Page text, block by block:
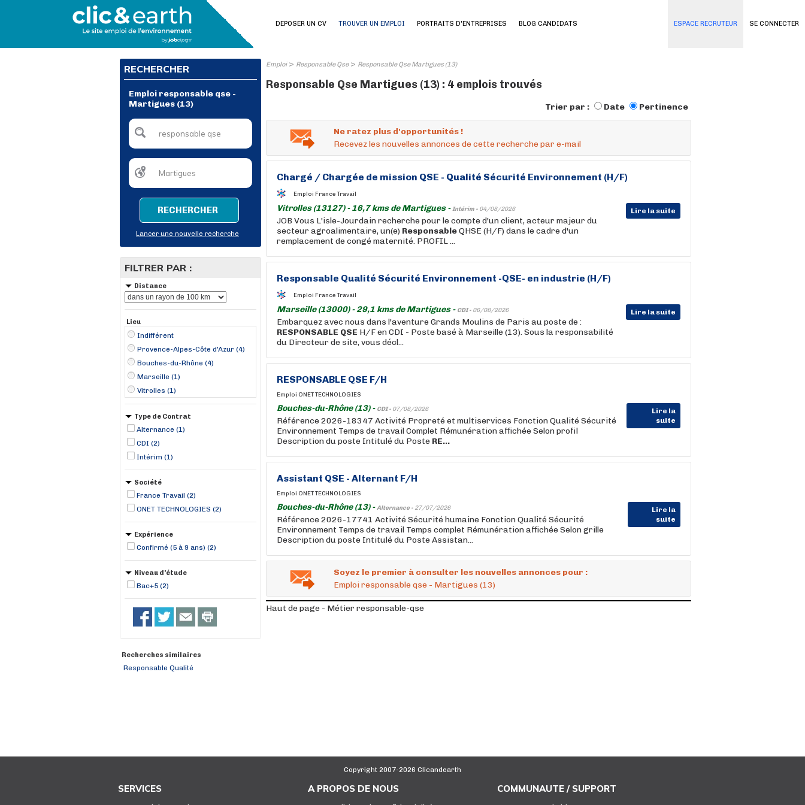
SE CONNECTER
DEPOSER UN CV TROUVER UN EMPLOI PORTRAITS D'ENTREPRISES BLOG CANDIDATS ESPACE RECRUTEUR
RECHERCHER
Emploi responsable qse -
Martigues (13)
RECHERCHER
Lancer une nouvelle recherche
FILTRER PAR :
Distance
Lieu
Indifférent
Provence-Alpes-Côte d'Azur (4)
Bouches-du-Rhône (4)
Marseille (1)
Vitrolles (1)
Type de Contrat
Alternance (1)
CDI (2)
Intérim (1)
Société
France Travail (2)
ONET TECHNOLOGIES (2)
Expérience
Confirmé (5 à 9 ans) (2)
Niveau d'étude
Bac+5 (2)
Recherches similaires
Responsable Qualité
Emploi> Responsable Qse> Responsable Qse Martigues (13)
Responsable Qse Martigues (13) : 4 emplois trouvés
Trier par : Date Pertinence
Ne ratez plus d'opportunités !
Recevez les nouvelles annonces de cette recherche par e-mail
Chargé / Chargée de mission QSE - Qualité Sécurité Environnement (H/F)
Emploi France Travail
Vitrolles (13127) - 16,7 kms de Martigues -Intérim - 04/08/2026 Lire la suite
JOB Vous L'isle-Jourdain recherche pour le compte d'un client, acteur majeur du
secteur agroalimentaire, un(e) ResponsableQHSE (H/F) dans le cadre d'un
remplacement de congé maternité. PROFIL ...
Responsable Qualité Sécurité Environnement -QSE- en industrie (H/F)
Emploi France Travail
Marseille (13000) - 29,1 kms de Martigues - CDI - 06/08/2026 Lire la suite
Embarquez avec nous dans l'aventure Grands Moulins de Paris au poste de :
RESPONSABLE QSE H/F en CDI - Poste basé à Marseille (13). Sous la responsabilité
du Directeur de site, vous décl...
RESPONSABLE QSE F/H
Emploi ONET TECHNOLOGIES
Bouches-du-Rhône (13) - CDI - 07/08/2026
Lire la
suite
Référence 2026-18347 Activité Propreté et multiservices Fonction Qualité Sécurité
Environnement Temps de travail Complet Rémunération affichée Selon profil
Description du poste Intitulé du Poste RE...
Assistant QSE - Alternant F/H
Emploi ONET TECHNOLOGIES
Bouches-du-Rhône (13) -Alternance - 27/07/2026
Lire la
suite
Référence 2026-17741 Activité Sécurité humaine Fonction Qualité Sécurité
Environnement Temps de travail Temps complet Rémunération affichée Selon grille
Description du poste Intitulé du Poste Assistan...
Soyez le premier à consulter les nouvelles annonces pour :
Emploi responsable qse - Martigues (13)
Haut de page - Métier responsable-qse
Copyright 2007-2026 Clicandearth
SERVICES A PROPOS DE NOUS COMMUNAUTE / SUPPORT